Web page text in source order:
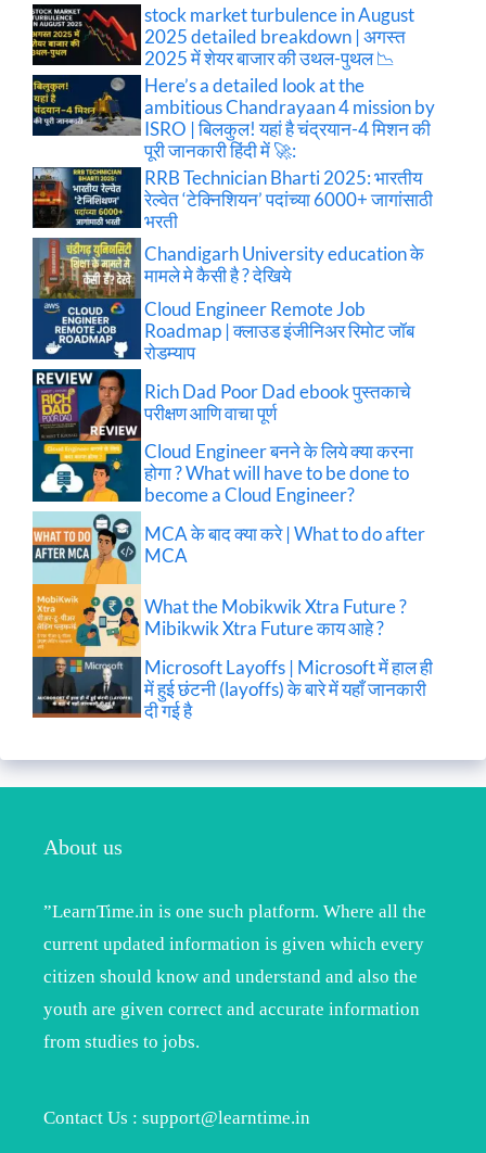
stock market turbulence in August
2025 detailed breakdown | अगस्त
2025 में शेयर बाजार की उथल-पुथल 📉
Here’s a detailed look at the
ambitious Chandrayaan 4 mission by
ISRO | बिलकुल! यहां है चंद्रयान-4 मिशन की
पूरी जानकारी हिंदी में 🚀:
RRB Technician Bharti 2025: भारतीय
रेल्वेत ‘टेक्निशियन’ पदांच्या 6000+ जागांसाठी
भरती
Chandigarh University education के
मामले मे कैसी है ? देखिये
Cloud Engineer Remote Job
Roadmap | क्लाउड इंजीनिअर रिमोट जॉब
रोडम्याप
Rich Dad Poor Dad ebook पुस्तकाचे
परीक्षण आणि वाचा पूर्ण
Cloud Engineer बनने के लिये क्या करना
होगा ? What will have to be done to
become a Cloud Engineer?
MCA के बाद क्या करे | What to do after
MCA
What the Mobikwik Xtra Future ?
Mibikwik Xtra Future काय आहे ?
Microsoft Layoffs | Microsoft में हाल ही
में हुई छंटनी (layoffs) के बारे में यहाँ जानकारी
दी गई है
About us
”LearnTime.in is one such platform. Where all the
current updated information is given which every
citizen should know and understand and also the
youth are given correct and accurate information
from studies to jobs.
Contact Us : support@learntime.in